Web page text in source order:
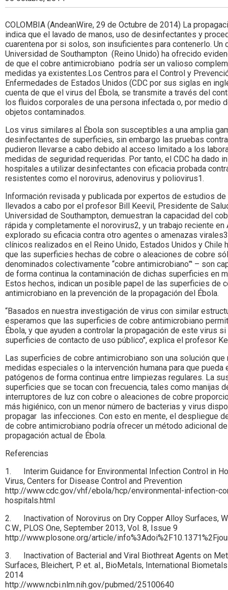
Colombia.
COLOMBIA (AndeanWire, 29 de Octubre de 2014) La
indica que el lavado de manos, uso de desinfectantes y
cuarentena por si solos, son insuficientes para contenerlo. Un
Universidad de Southampton (Reino Unido) ha ofrecido
de que el cobre antimicrobiano podría ser un valioso
medidas ya existentes.Los Centros para el Control y
Enfermedades de Estados Unidos (CDC por sus siglas en
cuenta de que el virus del Ébola, se transmite a través del
los fluidos corporales de una persona infectada o, por medio
objetos contaminados.
Los virus similares al Ébola son susceptibles a una amplia
desinfectantes de superficies, sin embargo las pruebas
pudieron llevarse a cabo debido al acceso limitado a los
medidas de seguridad requeridas. Por tanto, el CDC ha dado
hospitales a utilizar desinfectantes con eficacia probada
resistentes como el norovirus, adenovirus y poliovirus1.
Información revisada y publicada por expertos de estudios
llevados a cabo por el profesor Bill Keevil, Presidente de
Universidad de Southampton, demuestran la capacidad del
rápida y completamente el norovirus2, y un trabajo reciente en
explorado su eficacia contra otro agentes o amenazas
clínicos realizados en el Reino Unido, Estados Unidos y Chile
que las superficies hechas de cobre o aleaciones de cobre
denominados colectivamente “cobre antimicrobiano”' – son
de forma continua la contaminación de dichas superficies en
Estos hechos, indican un posible papel de las superficies de
antimicrobiano en la prevención de la propagación del Ébola.
“Basados en nuestra investigación de virus con similar
esperamos que las superficies de cobre antimicrobiano
Ébola, y que ayuden a controlar la propagación de este virus
superficies de contacto de uso público", explica el profesor
Las superficies de cobre antimicrobiano son una solución que
medidas especiales o la intervención humana para que pueda
patógenos de forma continua entre limpiezas regulares. La
superficies que se tocan con frecuencia, tales como manijas
interruptores de luz con cobre o aleaciones de cobre
más higiénico, con un menor número de bacterias y virus
propagar las infecciones. Con esto en mente, el despliegue
de cobre antimicrobiano podría ofrecer un método adicional
propagación actual de Ébola.
Referencias
1. Interim Guidance for Environmental Infection Control in
Virus, Centers for Disease Control and Prevention
http://www.cdc.gov/vhf/ebola/hcp/environmental-infection-
hospitals.html
2. Inactivation of Norovirus on Dry Copper Alloy Surfaces,
C.W., PLOS One, September 2013, Vol. 8, Issue 9
http://www.plosone.org/article/
3. Inactivation of Bacterial and Viral Biothreat Agents on
Surfaces, Bleichert, P. et. al., BioMetals, International
2014
http://www.ncbi.nlm.nih.gov/pubmed/25100640